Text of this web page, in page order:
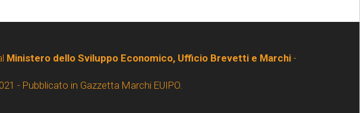
Ministero dello Sviluppo Economico, Ufficio Brevetti e Marchi-
- Pubblicato in Gazzetta Marchi EUIPO.